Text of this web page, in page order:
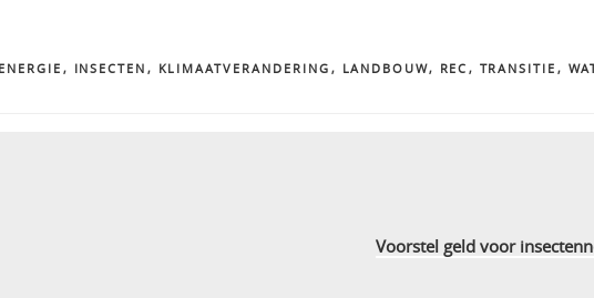
, INSECTEN , KLIMAATVERANDERING , LANDBOUW, REC , TRANSITIE ,
Voorstel geld voor